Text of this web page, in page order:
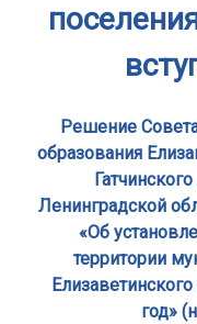
Решение
образования
Ленинградской
«Об
территории
год»